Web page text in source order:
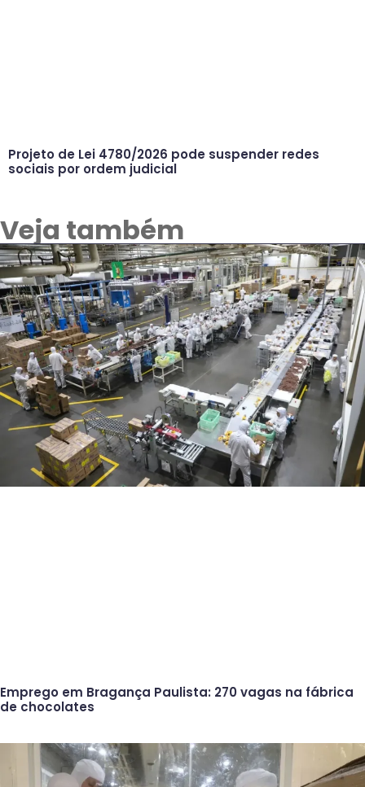
Projeto de Lei 4780/2026 pode suspender redes
sociais por ordem judicial
Veja também
Emprego em Bragança Paulista: 270 vagas na fábrica
de chocolates